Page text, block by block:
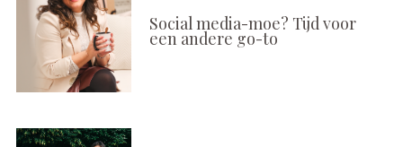
Social media-moe? Tijd voor
een andere go-to